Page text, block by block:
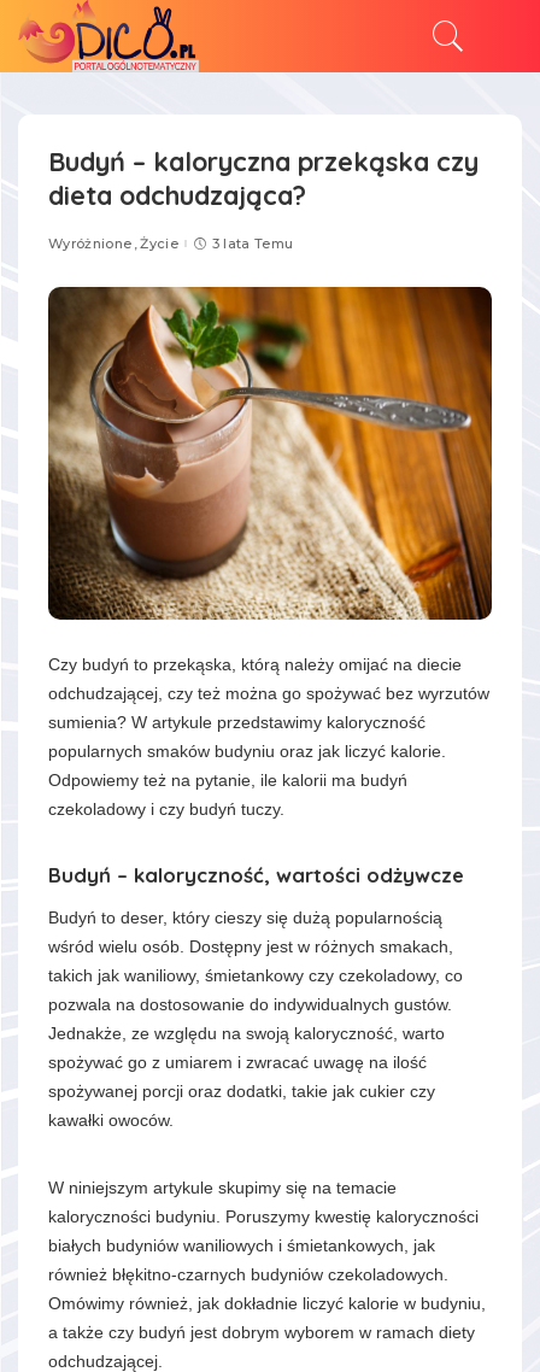
Budyń – kaloryczna przekąska czy
dieta odchudzająca?
Wyróżnione Życie 3 lata Temu
Czy budyń to przekąska, którą należy omijać na diecie
odchudzającej, czy też można go spożywać bez wyrzutów
sumienia? W artykule przedstawimy kaloryczność
popularnych smaków budyniu oraz jak liczyć kalorie.
Odpowiemy też na pytanie, ile kalorii ma budyń
czekoladowy i czy budyń tuczy.
Budyń – kaloryczność, wartości odżywcze
Budyń to deser, który cieszy się dużą popularnością
wśród wielu osób. Dostępny jest w różnych smakach,
takich jak waniliowy, śmietankowy czy czekoladowy, co
pozwala na dostosowanie do indywidualnych gustów.
Jednakże, ze względu na swoją kaloryczność, warto
spożywać go z umiarem i zwracać uwagę na ilość
spożywanej porcji oraz dodatki, takie jak cukier czy
kawałki owoców.
W niniejszym artykule skupimy się na temacie
kaloryczności budyniu. Poruszymy kwestię kaloryczności
białych budyniów waniliowych i śmietankowych, jak
również błękitno-czarnych budyniów czekoladowych.
Omówimy również, jak dokładnie liczyć kalorie w budyniu,
a także czy budyń jest dobrym wyborem w ramach diety
odchudzającej.